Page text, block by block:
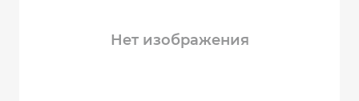
Нет изображения